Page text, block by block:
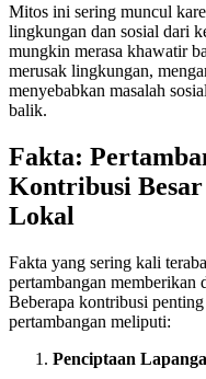
Mitos ini sering muncul
lingkungan dan sosial dari
mungkin merasa khawatir
merusak lingkungan,
menyebabkan masalah
balik.
Fakta:
Kontribusi
Lokal
Fakta yang sering kali
pertambangan memberikan
Beberapa kontribusi
pertambangan meliputi:
Penciptaan